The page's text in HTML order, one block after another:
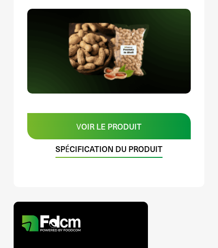
VOIR LE PRODUIT
SPÉCIFICATION DU PRODUIT